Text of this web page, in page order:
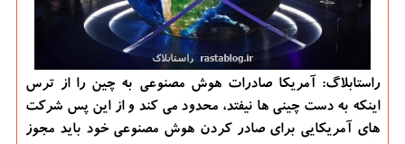
راستابلاگ: آمریكا صادرات هوش مصنوعی به چین را از ترس
اینكه به دست چینی ها نیفتد، محدود می كند و از این پس شركت
های آمریكایی برای صادر كردن هوش مصنوعی خود باید مجوز